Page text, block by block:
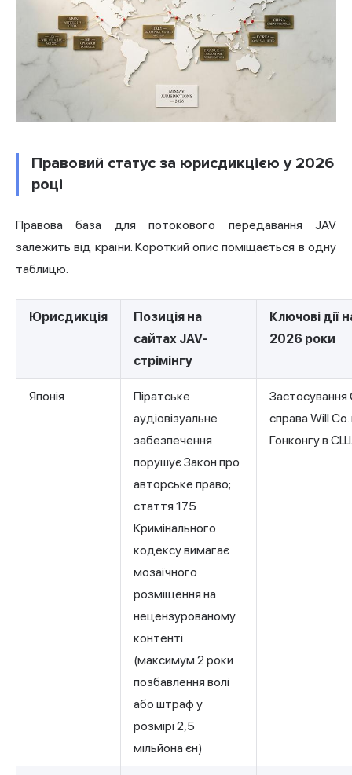
Правовий статус за юрисдикцією у 2026
році
Правова база для потокового передавання JAV
залежить від країни. Короткий опис поміщається в одну
таблицю.
Юрисдикція
Позиція на
сайтах JAV-
стрімінгу
Ключові дії
2026 роки
Японія
Піратське
аудіовізуальне
забезпечення
порушує Закон про
авторське право;
стаття 175
Кримінального
кодексу вимагає
мозаїчного
розміщення на
нецензурованому
контенті
(максимум 2 роки
позбавлення волі
або штраф у
розмірі 2,5
мільйона єн)
Застосування
справа Will
Гонконгу в